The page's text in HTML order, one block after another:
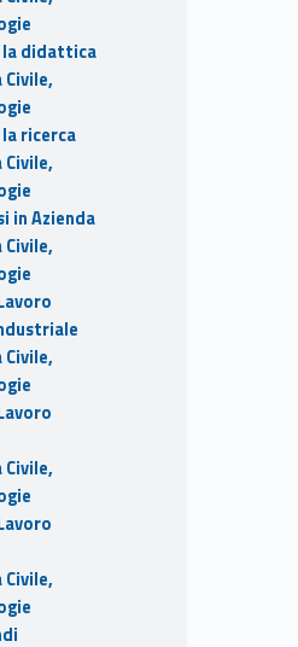
la didattica
ricerca
in Azienda